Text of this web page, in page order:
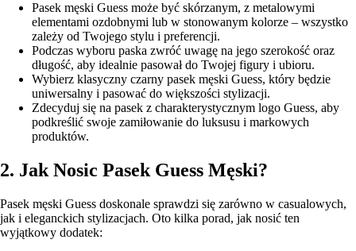
Pasek męski Guess może być skórzanym, z metalowymi
elementami ozdobnymi lub w stonowanym kolorze – wszystko
zależy od Twojego stylu i preferencji.
Podczas wyboru paska zwróć uwagę na jego szerokość oraz
długość, aby idealnie pasował do Twojej figury i ubioru.
Wybierz klasyczny czarny pasek męski Guess, który będzie
uniwersalny i pasować do większości stylizacji.
Zdecyduj się na pasek z charakterystycznym logo Guess, aby
podkreślić swoje zamiłowanie do luksusu i markowych
produktów.
2. Jak Nosic Pasek Guess Męski?
Pasek męski Guess doskonale sprawdzi się zarówno w casualowych,
jak i eleganckich stylizacjach. Oto kilka porad, jak nosić ten
wyjątkowy dodatek: